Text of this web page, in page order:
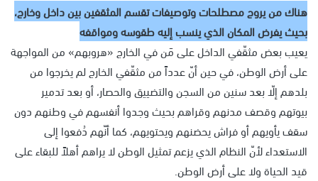
هناك من يروج مصطلحات وتوصيفات تقسم المثقفين بين داخل وخارج،
بحيث يفرض المكان الذي ينسب إليه طقوسه ومواقفه
يعيب بعض مثقّفي الداخل على مَن في الخارج «هروبهم» من المواجهة
على أرض الوطن، في حين أنّ عدداً من مثقّفي الخارج لم يخرجوا من
بلدهم إلّا بعد سنين من السجن والتضييق والحصار، أو بعد تدمير
بيوتهم وقصف مدنهم وقراهم بحيث وجدوا أنفسهم في وطنهم دون
سقف يأويهم أو فراش يحضنهم ويحتويهم، كما أنّهم دُفعوا إلى
الاستعداء لأنّ النظام الذي يزعم تمثيل الوطن لا يراهم أهلاً للبقاء على
قيد الحياة ولا على أرض الوطن.